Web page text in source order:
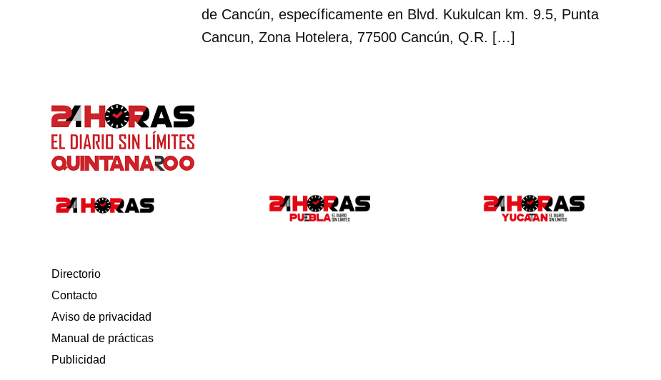
de Cancún, específicamente en Blvd. Kukulcan km. 9.5, Punta
Cancun, Zona Hotelera, 77500 Cancún, Q.R. […]
Directorio
Contacto
Aviso de privacidad
Manual de prácticas
Publicidad